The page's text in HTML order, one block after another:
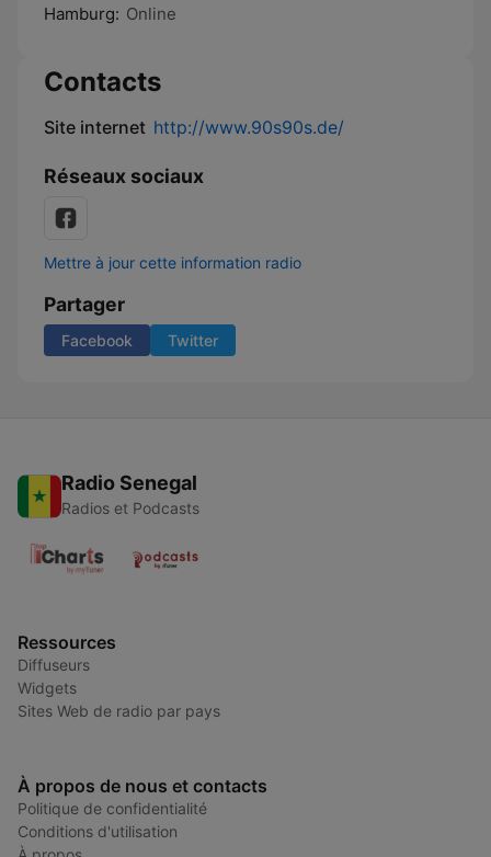
Hamburg: Online
Contacts
Site internet http://www.90s90s.de/
Réseaux sociaux
Mettre à jour cette information radio
Partager
Facebook Twitter
Radio Senegal
Radios et Podcasts
Ressources
Diffuseurs
Widgets
Sites Web de radio par pays
À propos de nous et contacts
Politique de confidentialité
Conditions d'utilisation